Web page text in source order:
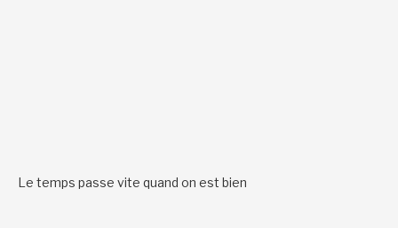
Le temps passe vite quand on est bien